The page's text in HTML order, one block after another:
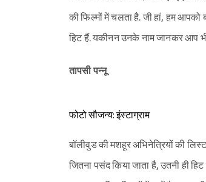
की फिल्मों में चलता है. जी हां, हम आपको
हिट हैं. यकीनन उनके नाम जानकर आप भी
तापसी पन्नू
फोटो सौजन्य: इंस्टाग्राम
बॉलीवुड की मशहूर अभिनेत्रियों की
जितना पसंद किया जाता है, उतनी ही